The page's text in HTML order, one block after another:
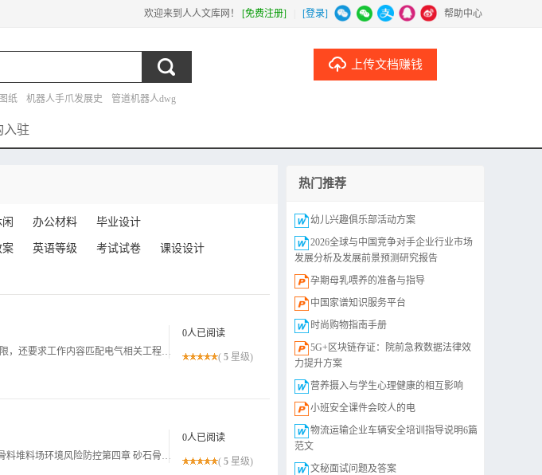
欢迎来到人人文库网！ [免费注册] [登录] 帮助中心
纸 机器人手爪发展史
管道机器人dwg
上传文档赚钱
入驻
办公材料 毕业设计
案 英语等级 考试试卷
课设设计
注册电气工程师报考细则：相近专业认定工作年限审核标准注册电气工程师报考不只是看年限，还要求工作内容匹配电气相关工程经历，跨专业考生即使年限达标，也要分清报考边界并解决零基础备考难题，才能顺利通关考试。一报考政策解读：年限够，但没从事电气工作
0人已阅读
( 5 星级)
第一章 砂石骨料堆料场安全管理培训概述第二章 砂石骨料堆料场物理风险防控第三章 砂石骨料堆料场环境风险防控第四章 砂石骨料堆料场化学风险防控第五章 砂石骨料堆料场人员安全行为管控第六章 砂石骨料堆料场应急管理体系建设01第一章 砂石骨料堆料
0人已阅读
( 5 星级)
热门推荐
幼儿兴趣俱乐部活动方案
2026全球与中国竞争对手企业行业市场
发展分析及发展前景预测研究报告
孕期母乳喂养的准备与指导
中国家谱知识服务平台
时尚购物指南手册
5G+区块链存证：院前急救数据法律效
力提升方案
营养摄入与学生心理健康的相互影响
小班安全课件会咬人的电
物流运输企业车辆安全培训指导说明6篇
范文
文秘面试问题及答案